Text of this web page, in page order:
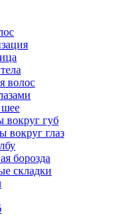
волос
губ
глаз
борозда
складки